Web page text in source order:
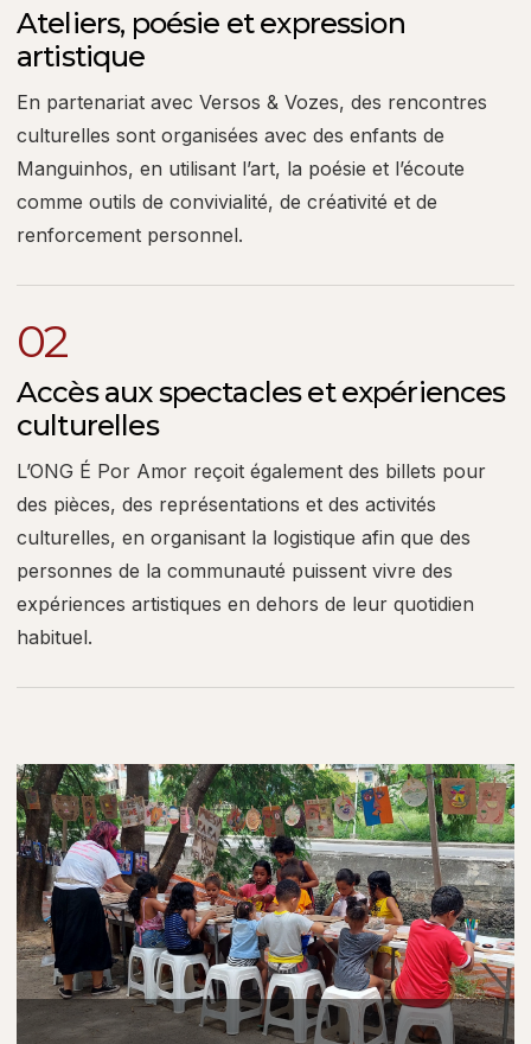
Ateliers, poésie et expression
artistique
En partenariat avec Versos & Vozes, des rencontres
culturelles sont organisées avec des enfants de
Manguinhos, en utilisant l’art, la poésie et l’écoute
comme outils de convivialité, de créativité et de
renforcement personnel.
02
Accès aux spectacles et expériences
culturelles
L’ONG É Por Amor reçoit également des billets pour
des pièces, des représentations et des activités
culturelles, en organisant la logistique afin que des
personnes de la communauté puissent vivre des
expériences artistiques en dehors de leur quotidien
habituel.